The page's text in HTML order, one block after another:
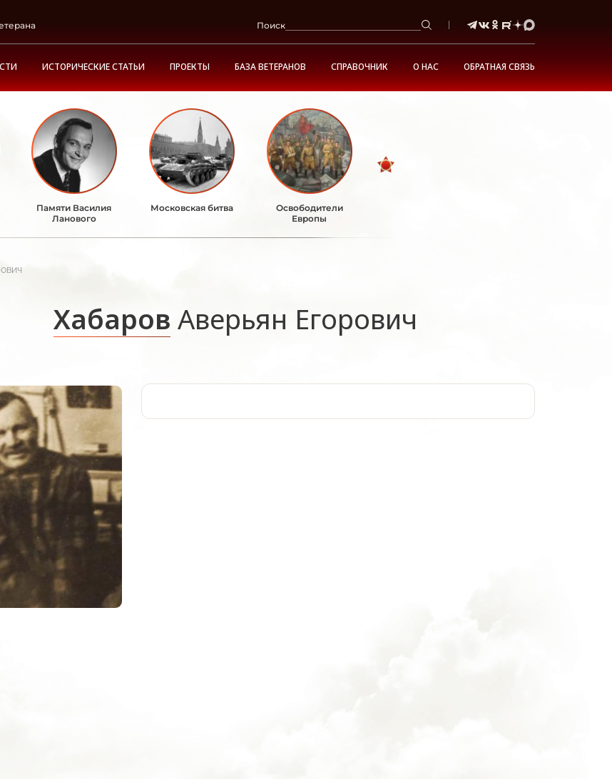
Поиск
ИСТОРИЧЕСКИЕ СТАТЬИ ПРОЕКТЫ БАЗА ВЕТЕРАНОВ СПРАВОЧНИК О НАС ОБРАТНАЯ СВЯЗЬ
Памяти Василия
Ланового
Московская битва
Освободители
Европы
Хабаров Аверьян Егорович